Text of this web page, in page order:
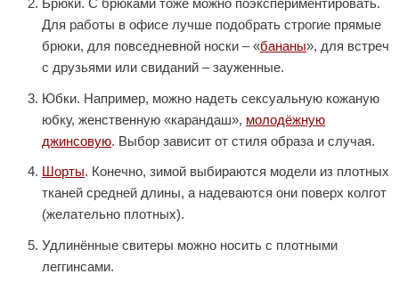
Брюки. С брюками тоже можно поэкспериментировать.
Для работы в офисе лучше подобрать строгие прямые
брюки, для повседневной носки – «бананы», для встреч
с друзьями или свиданий – зауженные.
Юбки. Например, можно надеть сексуальную кожаную
юбку, женственную «карандаш», молодёжную
джинсовую. Выбор зависит от стиля образа и случая.
Шорты. Конечно, зимой выбираются модели из плотных
тканей средней длины, а надеваются они поверх колгот
(желательно плотных).
Удлинённые свитеры можно носить с плотными
леггинсами.